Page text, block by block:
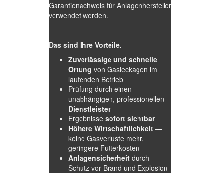
Garantienachweis für Anlagenhersteller
verwendet werden.
Das sind Ihre Vorteile.
Zuverlässige und schnelle
Ortung von Gasleckagen im
laufenden Betrieb
Prüfung durch einen
unabhängigen, professionellen
Dienstleister
Ergebnisse sofort sichtbar
Höhere Wirtschaftlichkeit —
keine Gasverluste mehr,
geringere Futterkosten
Anlagensicherheit durch
Schutz vor Brand und Explosion